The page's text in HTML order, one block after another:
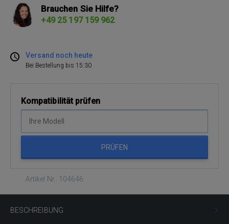
Brauchen Sie Hilfe?
+49 25 197 159 962
Versand noch heute
Bei Bestellung bis 15:30
Kompatibilität prüfen
PRÜFEN
Artikel Nr.: 104646
BESCHREIBUNG